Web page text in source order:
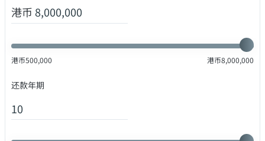
港币
港币500,000 港币8,000,000
还款年期